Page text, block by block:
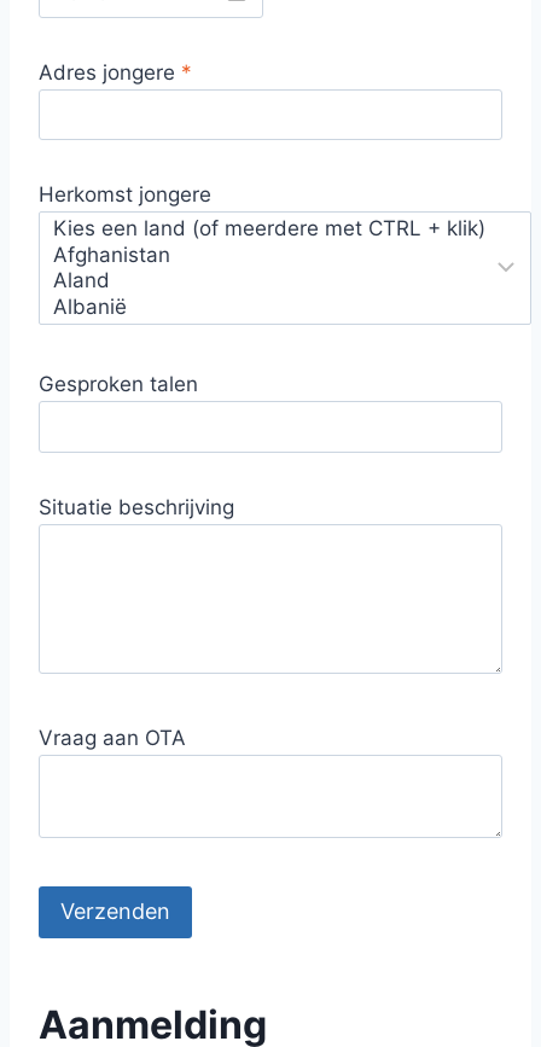
Adres jongere​ *
Herkomst jongere​
Gesproken talen
Situatie beschrijving
Vraag aan OTA
Aanmelding